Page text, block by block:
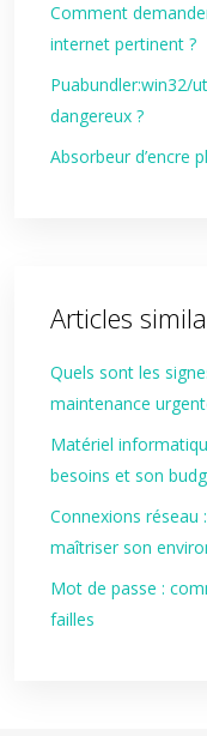
Comment
internet pertinent ?
Puabundler:win32/
dangereux ?
Absorbeur d’encre
Articles
Quels sont les
maintenance
Matériel
besoins et son
Connexions réseau
maîtriser son
Mot de passe :
failles